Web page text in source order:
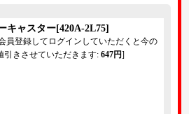
キャスター[420A-2L75]
員登録してログインしていただくと今の
引きさせていただきます: 647円]